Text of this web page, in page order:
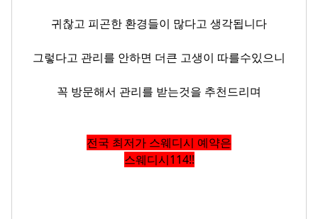
귀찮고 피곤한 환경들이 많다고 생각됩니다
그렇다고 관리를 안하면 더큰 고생이 따를수있으니
꼭 방문해서 관리를 받는것을 추천드리며
전국 최저가 스웨디시 예약은
스웨디시114!!